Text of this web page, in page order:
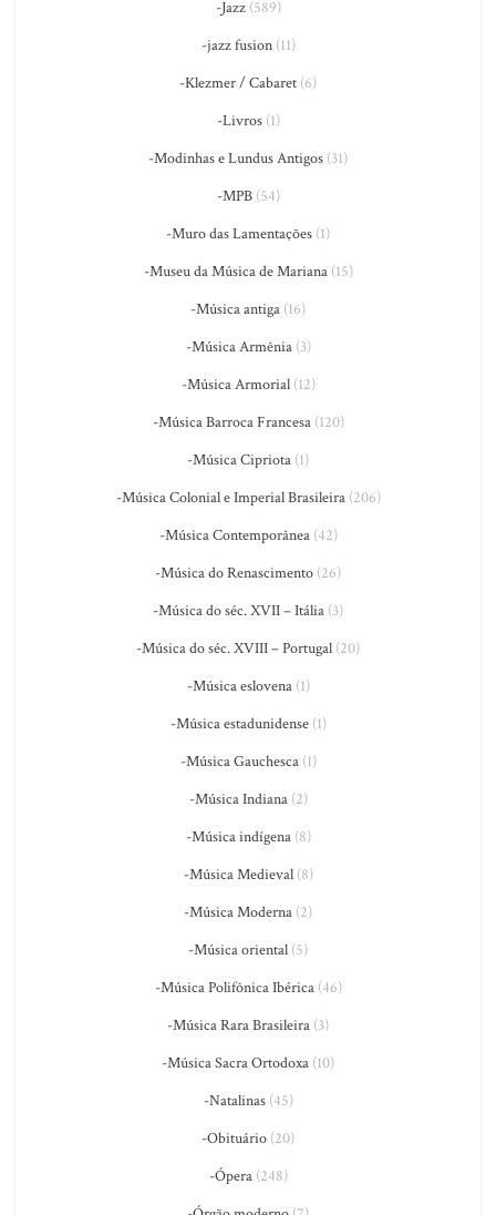
-Jazz(589)
-jazz fusion(11)
-Klezmer / Cabaret (6)
-Livros(1)
-Modinhas e Lundus Antigos (31)
-MPB(54)
-Muro das Lamentações (1)
-Museu da Música de Mariana(15)
-Música antiga (16)
-Música Armênia(3)
-Música Armorial(12)
-Música Barroca Francesa(120)
-Música Cipriota (1)
-Música Colonial e Imperial Brasileira(206)
-Música Contemporânea(42)
-Música do Renascimento (26)
-Música do séc. XVII – Itália (3)
-Música do séc. XVIII – Portugal (20)
-Música eslovena(1)
-Música estadunidense(1)
-Música Gauchesca(1)
-Música Indiana(2)
-Música indígena(8)
-Música Medieval(8)
-Música Moderna (2)
-Música oriental (5)
-Música Polifônica Ibérica(46)
-Música Rara Brasileira (3)
-Música Sacra Ortodoxa (10)
-Natalinas(45)
-Obituário (20)
-Ópera(248)